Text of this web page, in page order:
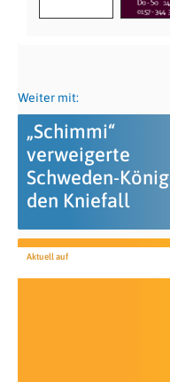
Weiter mit:
„Schimmi“
verweigerte
Schweden-König
den Kniefall
Aktuell auf